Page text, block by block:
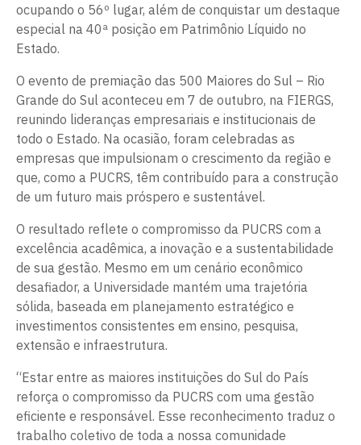
ocupando o 56º lugar, além de conquistar um destaque
especial na 40ª posição em Patrimônio Líquido no
Estado.
O evento de premiação das 500 Maiores do Sul – Rio
Grande do Sul aconteceu em 7 de outubro, na FIERGS,
reunindo lideranças empresariais e institucionais de
todo o Estado. Na ocasião, foram celebradas as
empresas que impulsionam o crescimento da região e
que, como a PUCRS, têm contribuído para a construção
de um futuro mais próspero e sustentável.
O resultado reflete o compromisso da PUCRS com a
excelência acadêmica, a inovação e a sustentabilidade
de sua gestão. Mesmo em um cenário econômico
desafiador, a Universidade mantém uma trajetória
sólida, baseada em planejamento estratégico e
investimentos consistentes em ensino, pesquisa,
extensão e infraestrutura.
“Estar entre as maiores instituições do Sul do País
reforça o compromisso da PUCRS com uma gestão
eficiente e responsável. Esse reconhecimento traduz o
trabalho coletivo de toda a nossa comunidade